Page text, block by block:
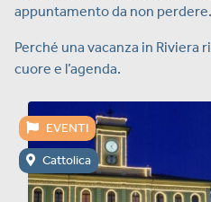
appuntamento da non perdere.
Perché una vacanza in Riviera
cuore e l’agenda.
EVENTI
Cattolica